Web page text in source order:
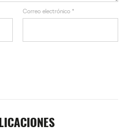
Correo electrónico *